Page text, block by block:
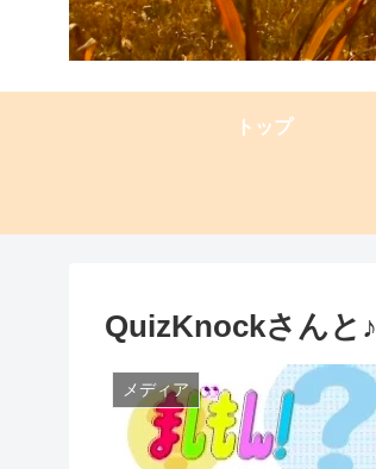
トップ
QuizKnockさんと♪
メディア